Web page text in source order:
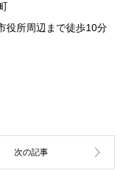
役所周辺まで徒歩10分